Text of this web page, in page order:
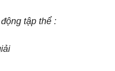
tập thể :